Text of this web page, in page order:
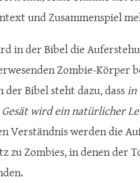
und Zusammenspiel
in der Bibel die
Zombie-Körper
der Bibel steht dazu, dassin
Gesät wird ein natürlicher
Verständnis werden die
zu Zombies, in denen